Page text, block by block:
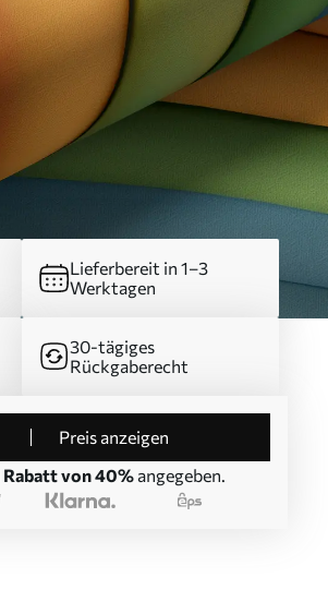
Lieferbereit in 1–3
Werktagen
30-tägiges
Rückgaberecht
Preis anzeigen
Rabatt von 40% angegeben.